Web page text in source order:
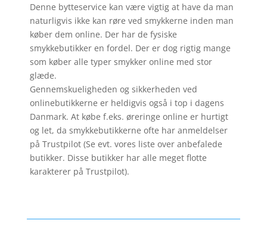
Denne bytteservice kan være vigtig at have da man
naturligvis ikke kan røre ved smykkerne inden man
køber dem online. Der har de fysiske
smykkebutikker en fordel. Der er dog rigtig mange
som køber alle typer smykker online med stor
glæde.
Gennemskueligheden og sikkerheden ved
onlinebutikkerne er heldigvis også i top i dagens
Danmark. At købe f.eks. øreringe online er hurtigt
og let, da smykkebutikkerne ofte har anmeldelser
på Trustpilot (Se evt. vores liste over anbefalede
butikker. Disse butikker har alle meget flotte
karakterer på Trustpilot).